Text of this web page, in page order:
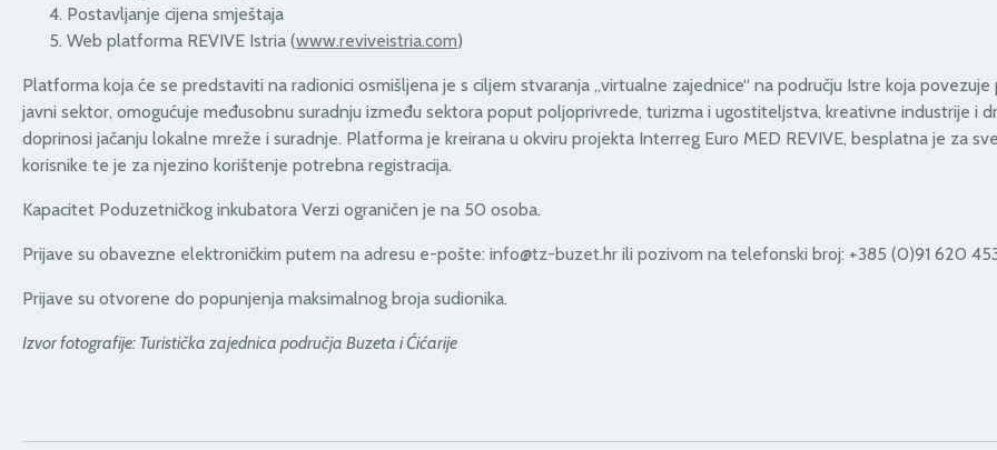
Postavljanje cijena smještaja
Web platforma REVIVE Istria (www.reviveistria.com)
Platforma koja će se predstaviti na radionici osmišljena je s ciljem stvaranja „virtualne zajednice“ na području Istre koja povezuje
javni sektor, omogućuje međusobnu suradnju između sektora poput poljoprivrede, turizma i ugostiteljstva, kreativne industrije i
doprinosi jačanju lokalne mreže i suradnje. Platforma je kreirana u okviru projekta Interreg Euro MED REVIVE, besplatna je za sve
korisnike te je za njezino korištenje potrebna registracija.
Kapacitet Poduzetničkog inkubatora Verzi ograničen je na 50 osoba.
Prijave su obavezne elektroničkim putem na adresu e-pošte: info@tz-buzet.hr ili pozivom na telefonski broj: +385 (0)91 620
Prijave su otvorene do popunjenja maksimalnog broja sudionika.
Izvor fotografije: Turistička zajednica područja Buzeta i Ćićarije